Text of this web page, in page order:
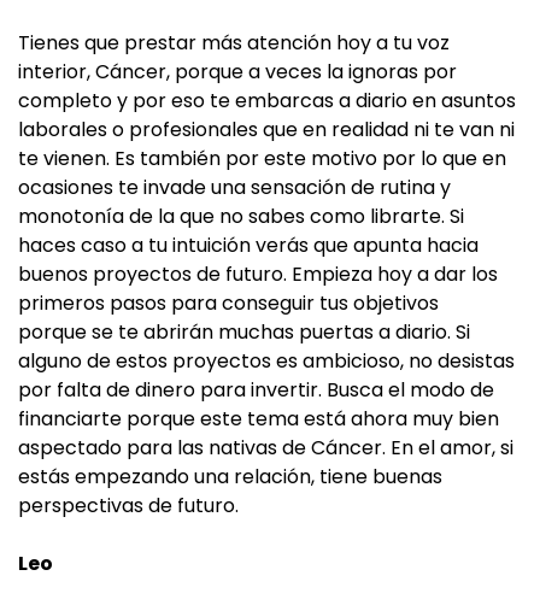
Tienes que prestar más atención hoy a tu voz
interior, Cáncer, porque a veces la ignoras por
completo y por eso te embarcas a diario en asuntos
laborales o profesionales que en realidad ni te van ni
te vienen. Es también por este motivo por lo que en
ocasiones te invade una sensación de rutina y
monotonía de la que no sabes como librarte. Si
haces caso a tu intuición verás que apunta hacia
buenos proyectos de futuro. Empieza hoy a dar los
primeros pasos para conseguir tus objetivos
porque se te abrirán muchas puertas a diario. Si
alguno de estos proyectos es ambicioso, no desistas
por falta de dinero para invertir. Busca el modo de
financiarte porque este tema está ahora muy bien
aspectado para las nativas de Cáncer. En el amor, si
estás empezando una relación, tiene buenas
perspectivas de futuro.
Leo